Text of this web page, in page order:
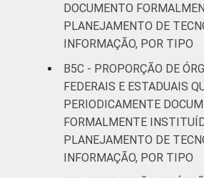
DOCUMENTO
PLANEJAMENTO DE
INFORMAÇÃO, POR TIPO
B5C - PROPORÇÃO DE
FEDERAIS E ESTADUAIS
PERIODICAMENTE
FORMALMENTE
PLANEJAMENTO DE
INFORMAÇÃO, POR TIPO